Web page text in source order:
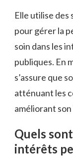
Elle utilise
pour gérer la
soin dans les
publiques. En
s’assure que
atténuant les
améliorant
Quels
intérêts